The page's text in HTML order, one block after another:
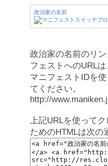
政治家の名前
政治家の名前のリ
フェストへのURLは
マニフェストIDを
てください。
http://
上記URLを使って
ためのHTMLは次の